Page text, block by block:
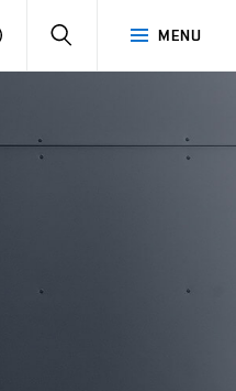
MENU
PŘIHLÁSIT